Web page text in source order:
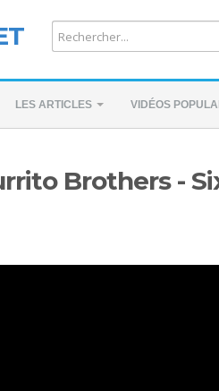
LES ARTICLES VIDÉOS
Brothers -